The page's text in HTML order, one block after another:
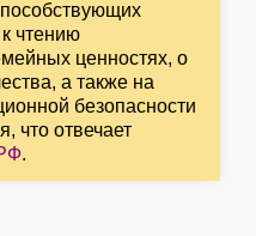
чтению
ценностях, о
а также на
безопасности
что отвечает
.